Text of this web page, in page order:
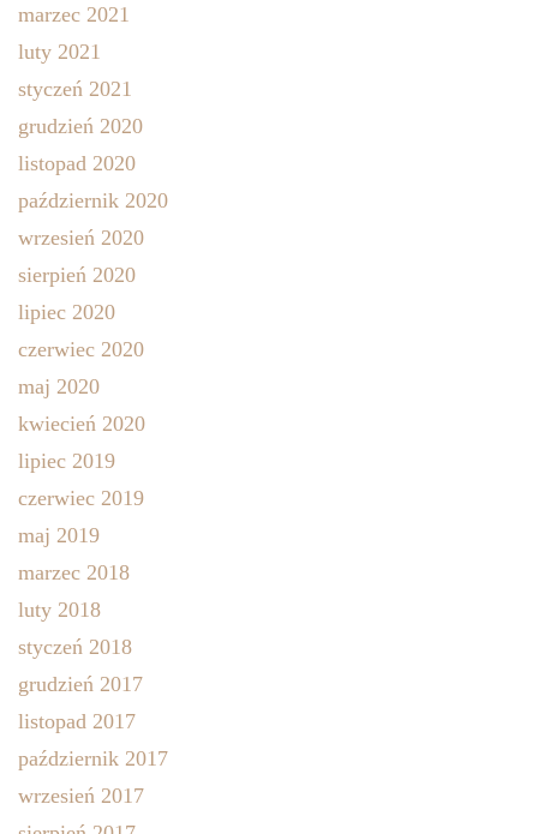
marzec 2021
luty 2021
styczeń 2021
grudzień 2020
listopad 2020
październik 2020
wrzesień 2020
sierpień 2020
lipiec 2020
czerwiec 2020
maj 2020
kwiecień 2020
lipiec 2019
czerwiec 2019
maj 2019
marzec 2018
luty 2018
styczeń 2018
grudzień 2017
listopad 2017
październik 2017
wrzesień 2017